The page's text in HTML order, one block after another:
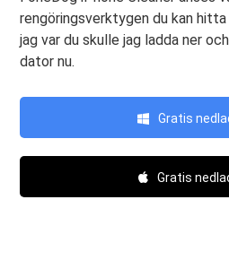
rengöringsverktygen du kan
jag var du skulle jag ladda ner
dator nu.
Gratis
Gratis